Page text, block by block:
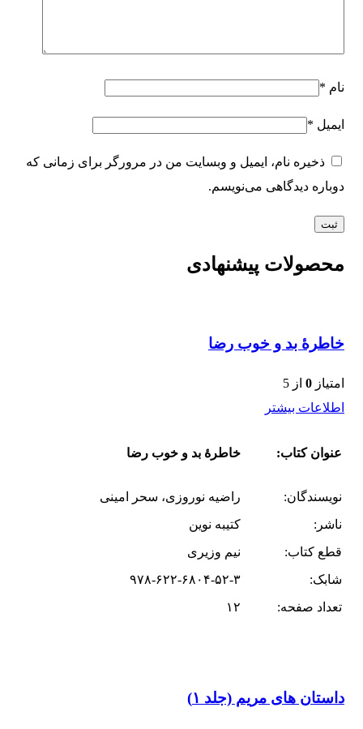
نام *
ایمیل *
ذخیره نام، ایمیل و وبسایت من در مرورگر برای زمانی که
دوباره دیدگاهی می‌نویسم.
محصولات پیشنهادی
خاطرۀ بد و خوب رضا
امتیاز 0 از 5
اطلاعات بیشتر
عنوان کتاب: خاطرۀ بد و خوب رضا
نویسندگان:
راضیه نوروزی، سحر امینی
ناشر:
کتیبه نوین
قطع کتاب:
نیم وزیری
شابک:
۹۷۸-۶۲۲-۶۸۰۴-۵۲-۳
تعداد صفحه:
۱۲
داستان های مریم (جلد ۱)